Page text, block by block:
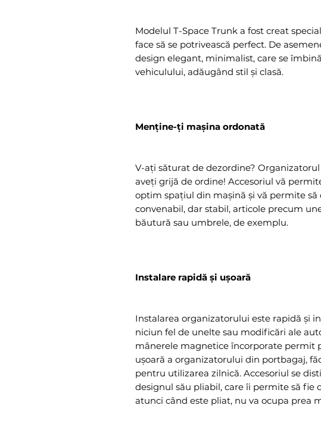
Modelul T-Space Trunk a fost creat
face să se potrivească perfect. De
design elegant, minimalist, care se
vehiculului, adăugând stil și clasă.
Menține-ți mașina ordonată
V-ați săturat de dezordine? Organizatorul
aveți grijă de ordine! Accesoriul vă
optim spațiul din mașină și vă permite
convenabil, dar stabil, articole precum
băutură sau umbrele, de exemplu.
Instalare rapidă și ușoară
Instalarea organizatorului este rapidă și
niciun fel de unelte sau modificări ale
mânerele magnetice încorporate permit
ușoară a organizatorului din portbagaj,
pentru utilizarea zilnică. Accesoriul se
designul său pliabil, care îi permite să fie
atunci când este pliat, nu va ocupa prea